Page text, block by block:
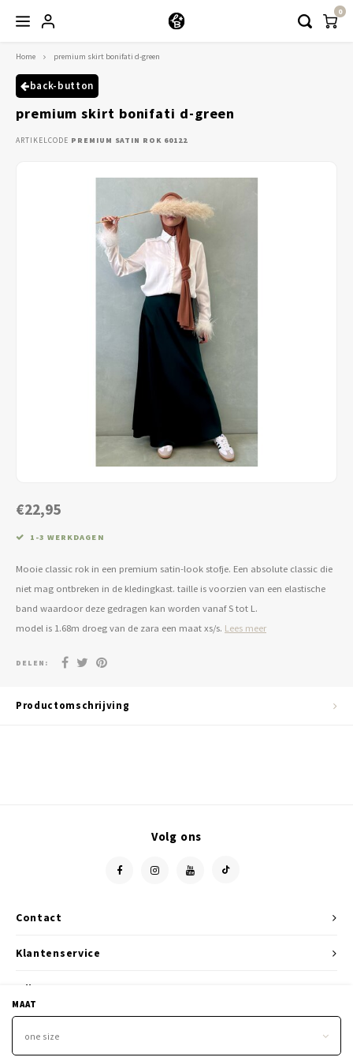
Hoofdmenu / kleding
Broeken & Leggings
0
Home premium skirt bonifati d-green
back-button
premium skirt bonifati d-green
ARTIKELCODE PREMIUM SATIN ROK 60122
€22,95
1-3 WERKDAGEN
Mooie classic rok in een premium satin-look stofje. Een absolute classic die
niet mag ontbreken in de kledingkast. taille is voorzien van een elastische
band waardoor deze gedragen kan worden vanaf S tot L.
model is 1.68m droeg van de zara een maat xs/s. Lees meer
MAAT
one size
DELEN:
Productomschrijving
Contact
Volg ons
Klantenservice
Mijn account